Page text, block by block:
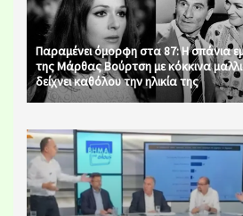
Παραμένει όμορφη στα 87: Η σπάνια
της Μάρθας Βούρτση με κόκκινα
δείχνει καθόλου την ηλικία της